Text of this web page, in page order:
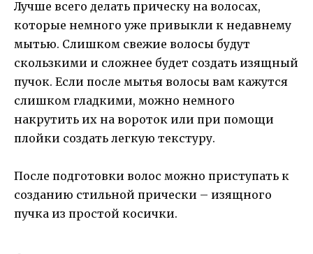
Лучше всего делать прическу на волосах,
которые немного уже привыкли к недавнему
мытью. Слишком свежие волосы будут
скользкими и сложнее будет создать изящный
пучок. Если после мытья волосы вам кажутся
слишком гладкими, можно немного
накрутить их на вороток или при помощи
плойки создать легкую текстуру.
После подготовки волос можно приступать к
созданию стильной прически – изящного
пучка из простой косички.